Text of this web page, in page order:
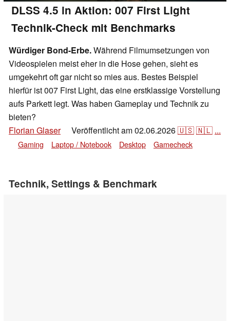
DLSS 4.5 in Aktion: 007 First Light
Technik-Check mit Benchmarks
Würdiger Bond-Erbe.Während Filmumsetzungen von
Videospielen meist eher in die Hose gehen, sieht es
umgekehrt oft gar nicht so mies aus. Bestes Beispiel
hierfür ist 007 First Light, das eine erstklassige Vorstellung
aufs Parkett legt. Was haben Gameplay und Technik zu
bieten?
Florian Glaser
Veröffentlicht am02.06.2026🇺🇸🇳🇱 ...
Gaming Laptop / Notebook Desktop Gamecheck
Technik, Settings & Benchmark